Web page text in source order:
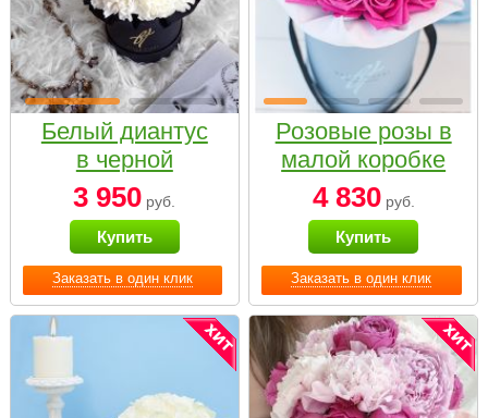
Заказать в один клик
Белый диантус
в черной
коробке Small
3 950 руб.
Купить
Заказать в один клик
Розовые розы в
малой коробке
4 830руб.
Купить